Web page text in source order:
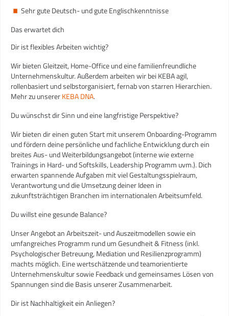
Sehr gute Deutsch- und gute Englischkenntnisse
Das erwartet dich
Dir ist flexibles Arbeiten wichtig?
Wir bieten Gleitzeit, Home-Office und eine familienfreundliche
Unternehmenskultur. Außerdem arbeiten wir bei KEBA agil,
rollenbasiert und selbstorganisiert, fernab von starren Hierarchien.
Mehr zu unsererKEBA DNA.
Du wünschst dir Sinn und eine langfristige Perspektive?
Wir bieten dir einen guten Start mit unserem Onboarding-Programm
und fördern deine persönliche und fachliche Entwicklung durch ein
breites Aus- und Weiterbildungsangebot (interne wie externe
Trainings in Hard- und Softskills, Leadership Programm uvm.). Dich
erwarten spannende Aufgaben mit viel Gestaltungsspielraum,
Verantwortung und die Umsetzung deiner Ideen in
zukunftsträchtigen Branchen im internationalen Arbeitsumfeld.
Du willst eine gesunde Balance?
Unser Angebot an Arbeitszeit- und Auszeitmodellen sowie ein
umfangreiches Programm rund um Gesundheit & Fitness (inkl.
Psychologischer Betreuung, Mediation und Resilienzprogramm)
machts möglich. Eine wertschätzende und teamorientierte
Unternehmenskultur sowie Feedback und gemeinsames Lösen von
Spannungen sind die Basis unserer Zusammenarbeit.
Dir ist Nachhaltigkeit ein Anliegen?